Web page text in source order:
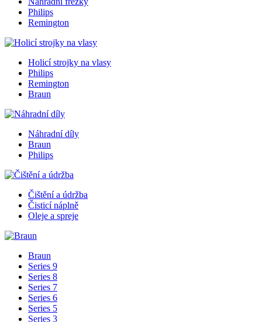
Philips
Remington
Holicí strojky na vlasy
Philips
Remington
Braun
Náhradní díly
Braun
Philips
Čištění a údržba
Čisticí náplně
Oleje a spreje
Braun
Series 9
Series 8
Series 7
Series 6
Series 5
Series 3